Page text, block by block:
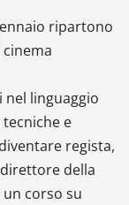
ripartono
nel linguaggio
e
regista,
della
corso su